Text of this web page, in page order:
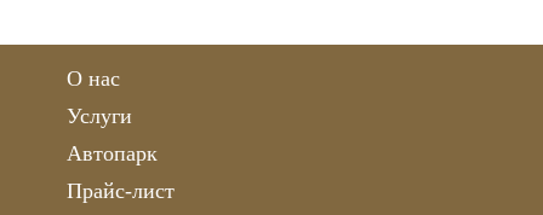
О нас
Услуги
Автопарк
Прайс-лист